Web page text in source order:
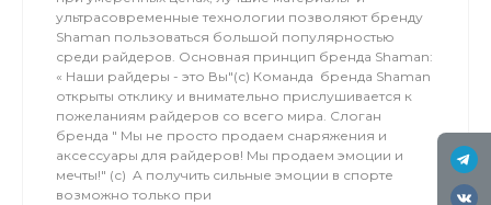
ультрасовременные технологии позволяют бренду
Shaman пользоваться большой популярностью
среди райдеров. Основная принцип бренда Shaman:
« Наши райдеры - это Вы"(с) Команда бренда Shaman
открыты отклику и внимательно прислушивается к
пожеланиям райдеров со всего мира. Слоган
бренда " Мы не просто продаем снаряжения и
аксессуары для райдеров! Мы продаем эмоции и
мечты!" (с) A получить сильные эмоции в спорте
возможно только при